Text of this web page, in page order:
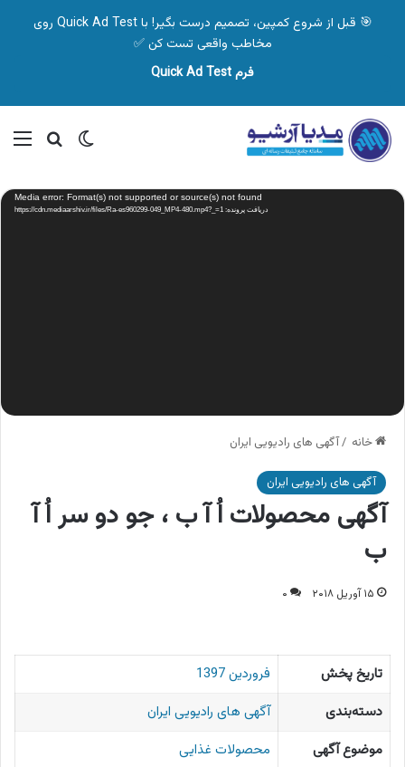
🎯 قبل از شروع کمپین، تصمیم درست بگیر! با Quick Ad Test روی
مخاطب واقعی تست کن ✅
فرم Quick Ad Test
تغییر پوسته
نمایشگر
ویدیو Media error: Format(s) not supported or source(s) not found
دریافت پرونده: https://cdn.mediaarshiv.ir/files/Ra-es960299-049_MP4-480.mp4?_=1
خانه /آگهی های رادیویی ایران
آگهی های رادیویی ایران
آگهی محصولات اُ آ ب ، جو دو سر اُ آ
ب
۱۵ آوریل ۲۰۱۸ ۰
تاریخ پخش
فروردین 1397
دسته‌بندی
آگهی های رادیویی ایران
موضوع آگهی
محصولات غذایی